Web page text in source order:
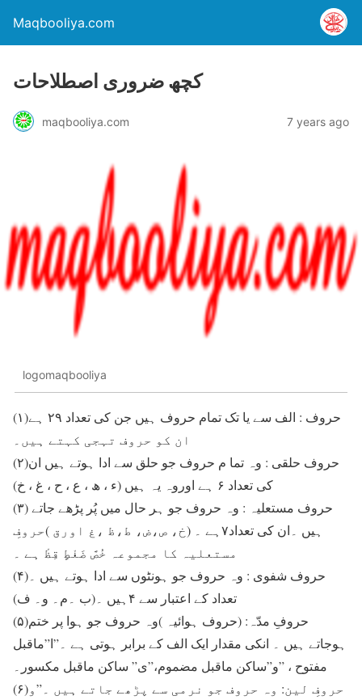
Maqbooliya.com
کچھ ضروری اصطلاحات
maqbooliya.com 7 years ago
logomaqbooliya
(۱)حروف : الف سے یا تک تمام حروف ہیں جن کی تعداد ۲۹ ہے
ان کو حروف تہجی کہتے ہیں۔
(۲)حروف حلقی : وہ تما م حروف جو حلق سے ادا ہوتے ہیں ان
کی تعداد ۶ ہے اوروہ یہ ہیں (ء ، ھ ، ع ، ح ، غ ، خ)
(۳) حروف مستعلیہ : وہ حروف جو ہر حال میں پُر پڑھے جاتے
ہیں ۔ان کی تعداد۷ہے ۔ (خ، ص،ض، ط،ظ ،غ اورق )حروفِ
مستعلیہ کا مجموعہ خُصَّ ضَغْطٍ قِظْ ہے ۔
(۴)حروف شفوی : وہ حروف جو ہونٹوں سے ادا ہوتے ہیں ۔
تعداد کے اعتبار سے ۴ہیں ۔(ب ۔م۔ و۔ ف)
(۵)حروفِ مدّہ: (حروف ہوائیہ )وہ حروف جو ہوا پر ختم
ہوجاتے ہیں ۔ انکی مقدار ایک الف کے برابر ہوتی ہے ۔”ا”ماقبل
مفتوح ، ”و”ساکن ماقبل مضموم،”ی” ساکن ماقبل مکسور۔
(۶)حروفِ لین: وہ حروف جو نرمی سے پڑھے جاتے ہیں ۔”و